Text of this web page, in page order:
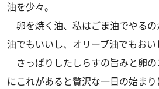
油を少々。
卵を焼く油、私はごま油でやる
油でもいいし、オリーブ油でもおい
さっぱりしたしらすの旨みと卵
にこれがあると贅沢な一日の始ま